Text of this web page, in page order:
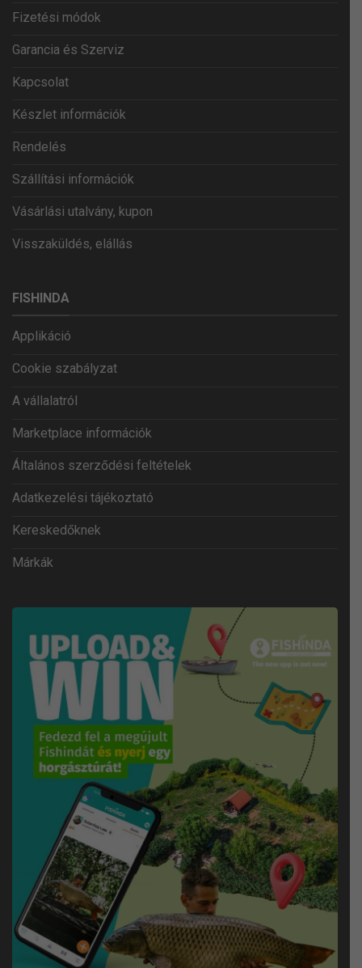
Fizetési módok
Garancia és Szerviz
Kapcsolat
Készlet információk
Rendelés
Szállítási információk
Vásárlási utalvány, kupon
Visszaküldés, elállás
FISHINDA
Applikáció
Cookie szabályzat
A vállalatról
Marketplace információk
Általános szerződési feltételek
Adatkezelési tájékoztató
Kereskedőknek
Márkák